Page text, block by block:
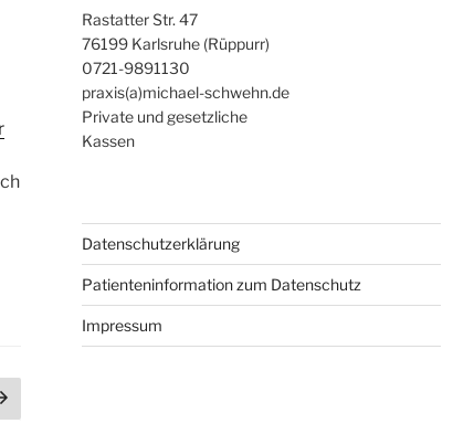
Rastatter Str. 47
76199 Karlsruhe (Rüppurr)
0721-9891130
praxis(a)michael-schwehn.de
Private und gesetzliche
Kassen
Datenschutzerklärung
Patienteninformation zum Datenschutz
Impressum